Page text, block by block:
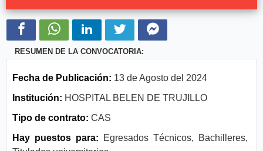
RESUMEN DE LA CONVOCATORIA:
Fecha de Publicación: 13 de Agosto del 2024
Institución: HOSPITAL BELEN DE TRUJILLO
Tipo de contrato: CAS
Hay puestos para:
Egresados Técnicos, Bachilleres,